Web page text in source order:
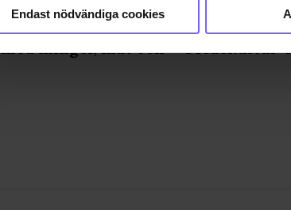
på mer om hur dina personliga uppgifter
Endast nödvändiga cookies
fixade After
mingel, mat och
Pridekultur-